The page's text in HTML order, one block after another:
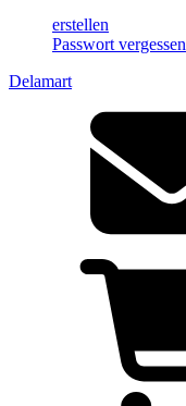
erstellen
Passwort vergessen
Delamart